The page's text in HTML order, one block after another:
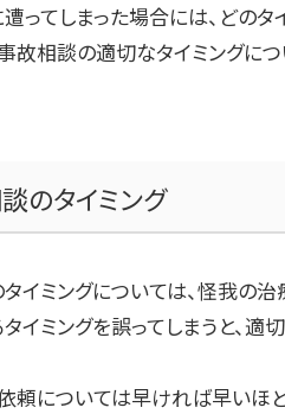
ってしまった場合には、どの
故相談の適切なタイミングにつ
のタイミング
イミングについては、怪我の
タイミングを誤ってしまうと、
頼については早ければ早いほ